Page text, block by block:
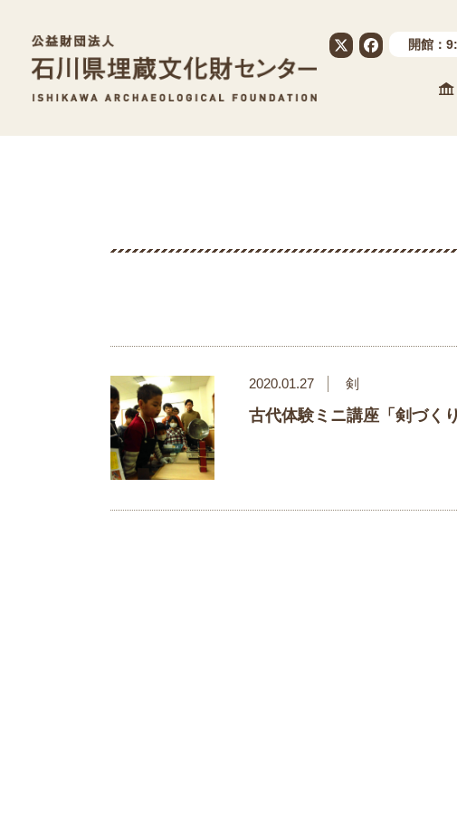
公益財団法人 石川
開館：
2020.01.27 剣
古代体験ミニ講座「剣づく